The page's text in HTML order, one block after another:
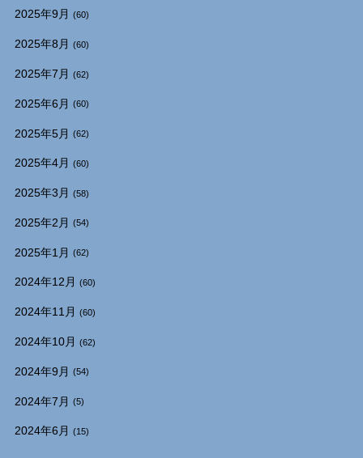
2025年9月 (60)
2025年8月 (60)
2025年7月 (62)
2025年6月 (60)
2025年5月 (62)
2025年4月 (60)
2025年3月 (58)
2025年2月 (54)
2025年1月 (62)
2024年12月 (60)
2024年11月 (60)
2024年10月 (62)
2024年9月 (54)
2024年7月 (5)
2024年6月 (15)